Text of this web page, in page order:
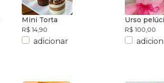
Mini Torta
R$ 14,90
adicionar
Urso
R$ 100,00